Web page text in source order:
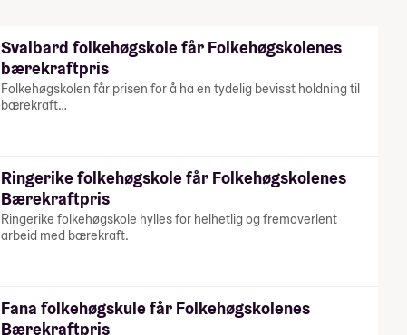
Svalbard folkehøgskole får Folkehøgskolenes
bærekraftpris
Folkehøgskolen får prisen for å ha en tydelig bevisst holdning til
bærekraft…
Ringerike folkehøgskole får Folkehøgskolenes
Bærekraftpris
Ringerike folkehøgskole hylles for helhetlig og fremoverlent
arbeid med bærekraft.
Fana folkehøgskule får Folkehøgskolenes
Bærekraftpris